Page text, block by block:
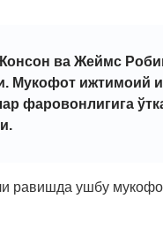
ва Жеймс
Мукофот ижтимоий
фаровонлигига
равишда ушбу